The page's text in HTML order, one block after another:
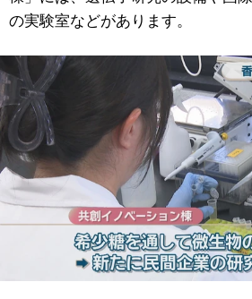
の実験室などがあります。